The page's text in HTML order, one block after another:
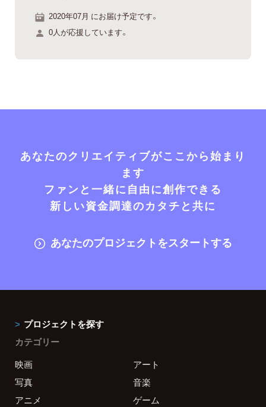
2020年07月 にお届け予定です。
0人が応援しています。
あなたのクリエイティブがここから始まり
ます
ファンと一緒に自由に創作できる
新しい資金調達のカタチと共に
あなたのプロジェクトをスタートする
プロジェクトを探す
カテゴリー
映画
アート
写真
音楽
アニメ
ゲーム